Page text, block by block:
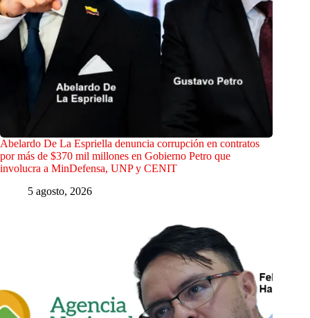
Abelardo De La Espriella denuncia corrupción en contratos
por más de $370 mil millones en Gobierno Petro que
involucra a MinDefensa, UNP y CENIT
5 agosto, 2026